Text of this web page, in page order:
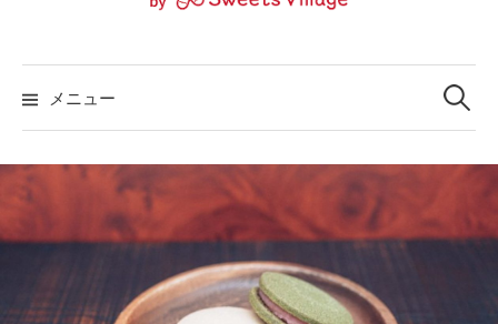
メニュー
検
索: